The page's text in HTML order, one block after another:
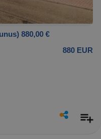
880,00 €
880 EUR